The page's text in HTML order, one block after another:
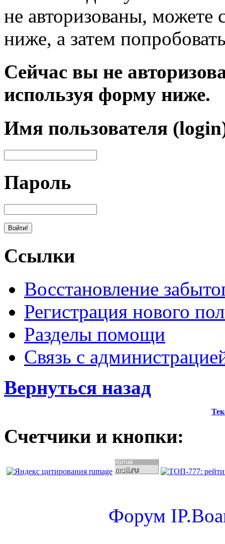
не авторизованы, можете
ниже, а затем
Сейчас вы не
используя форму ниже.
Имя пользователя
Пароль
Ссылки
Восстановление
Регистрация нового
Разделы помощи
Связь с
Вернуться назад
Счетчики и кнопки:
Форум